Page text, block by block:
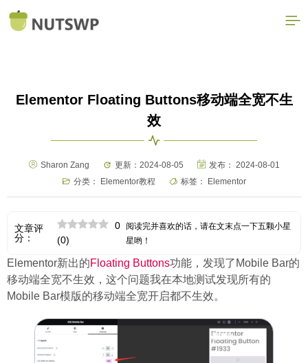
Elementor Floating Buttons移动端全宽不生
效
Sharon Zang 更新：2024-08-05 发布： 2024-08-01
分类：
Elementor教程 标签： Elementor
文章评
分：
0
(0)
阅读完并喜欢的话，请在文末点一下五颗小星
星哟！
Elementor新出的Floating Buttons功能，发现了Mobile Bar的
移动端全宽不生效，这个问题我在本地测试发现所有的
Mobile Bar模版的移动端全宽开启都不生效。